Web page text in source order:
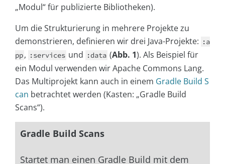
„Modul“ für publizierte Bibliotheken).
Um die Strukturierung in mehrere Projekte zu
demonstrieren, definieren wir drei Java-Projekte: :a
pp, :services und :data (Abb. 1). Als Beispiel für
ein Modul verwenden wir Apache Commons Lang.
Das Multiprojekt kann auch in einem Gradle Build S
can betrachtet werden (Kasten: „Gradle Build
Scans“).
Gradle Build Scans
Startet man einen Gradle Build mit dem